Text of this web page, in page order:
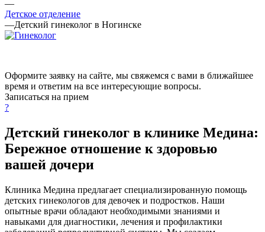
—
Детское отделение
—Детский гинеколог в Ногинске
Оформите заявку на сайте, мы свяжемся с вами в ближайшее
время и ответим на все интересующие вопросы.
Записаться на прием
?
Детский гинеколог в клинике Медина:
Бережное отношение к здоровью
вашей дочери
Клиника Медина предлагает специализированную помощь
детских гинекологов для девочек и подростков. Наши
опытные врачи обладают необходимыми знаниями и
навыками для диагностики, лечения и профилактики